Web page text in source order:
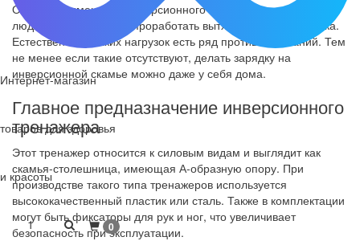
Интернет-магазин
товаров для здоровья
и красоты
1 0
Обычно применение инверсионного стола рекомендуется
людям, которые хотят проработать вытяжение позвоночника.
Естественно, у таких нагрузок есть ряд противопоказаний. Тем
не менее если такие отсутствуют, делать зарядку на
инверсионной скамье можно даже у себя дома.
Главное предназначение инверсионного
тренажера
Этот тренажер относится к силовым видам и выглядит как
скамья-столешница, имеющая А-образную опору. При
производстве такого типа тренажеров используется
высококачественный пластик или сталь. Также в комплектации
могут быть фиксаторы для рук и ног, что увеличивает
безопасность при эксплуатации.